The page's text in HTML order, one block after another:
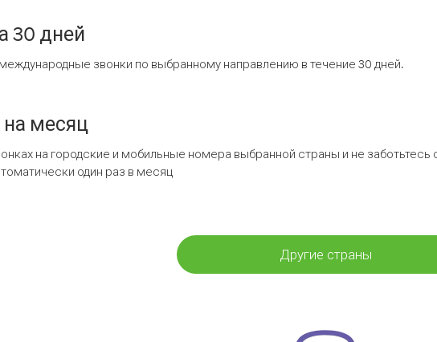
30 дней
звонки по выбранному направлению в течение 30 дней.
месяц
на городские и мобильные номера выбранной страны и не заботьтесь
один раз в месяц
Другие страны